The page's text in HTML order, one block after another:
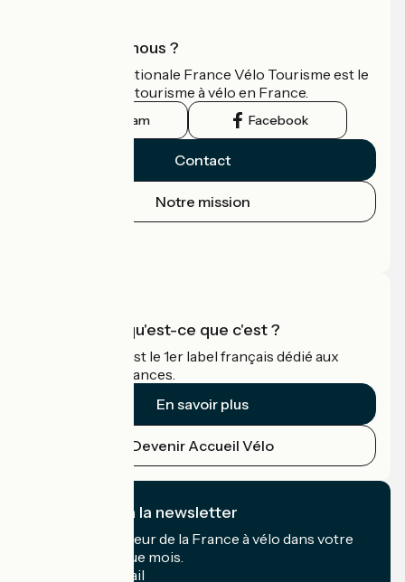
Qui sommes-nous ?
L'association nationale France Vélo Tourisme est le
guide officiel du tourisme à vélo en France.
Instagram Facebook
Contact
Notre mission
Accueil Vélo qu'est-ce que c'est ?
Accueil Vélo c'est le 1er label français dédié aux
cyclistes en vacances.
En savoir plus
Devenir Accueil Vélo
Je m'abonne à la newsletter
Recevez le meilleur de la France à vélo dans votre
boîte mail chaque mois.
Mon adresse mail